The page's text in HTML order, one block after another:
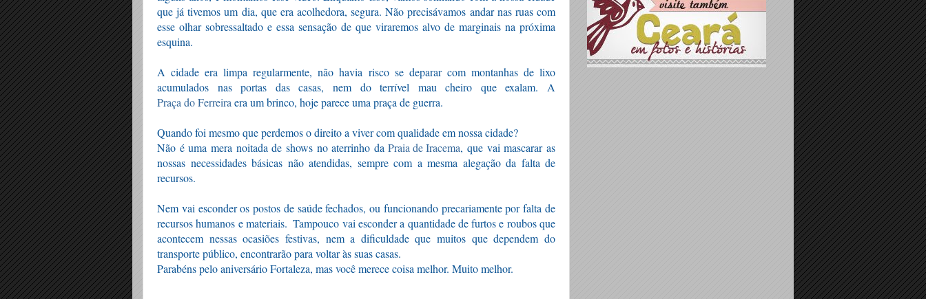
que já tivemos um dia, que era acolhedora, segura. Não precisávamos andar nas ruas com
esse olhar sobressaltado e essa sensação de que viraremos alvo de marginais na próxima
esquina.
A cidade era limpa regularmente, não havia risco se deparar com montanhas de lixo
acumulados nas portas das casas, nem do terrível mau cheiro que exalam. A
Praça do Ferreira era um brinco, hoje parece uma praça de guerra.
Quando foi mesmo que perdemos o direito a viver com qualidade em nossa cidade?
Não é uma mera noitada de shows no aterrinho da Praia de Iracema, que vai mascarar as
nossas necessidades básicas não atendidas, sempre com a mesma alegação da falta de
recursos.
Nem vai esconder os postos de saúde fechados, ou funcionando precariamente por falta de
recursos humanos e materiais.  Tampouco vai esconder a quantidade de furtos e roubos que
acontecem nessas ocasiões festivas, nem a dificuldade que muitos que dependem do
transporte público, encontrarão para voltar às suas casas.
Parabéns pelo aniversário Fortaleza, mas você merece coisa melhor. Muito melhor.